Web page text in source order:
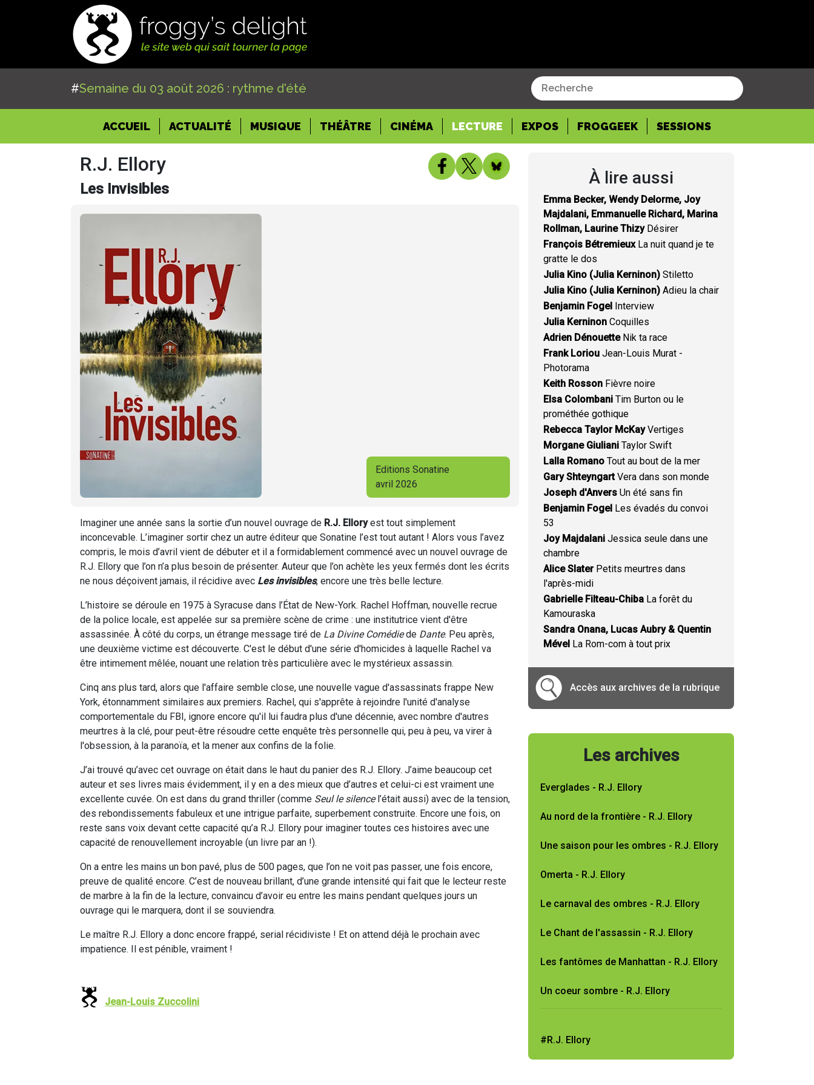
#Semaine du 03 août 2026 : rythme d'été
ACCUEIL(CURRENT)
ACTUALITÉ MUSIQUE THÉÂTRE CINÉMA LECTURE EXPOS FROGGEEK SESSIONS
R.J. Ellory
Les Invisibles
Editions Sonatine
avril 2026
Imaginer une année sans la sortie d’un nouvel ouvrage de R.J. Elloryest tout simplement
inconcevable. L’imaginer sortir chez un autre éditeur que Sonatine l’est tout autant ! Alors vous l’avez
compris, le mois d’avril vient de débuter et il a formidablement commencé avec un nouvel ouvrage de
R.J. Ellory que l’on n’a plus besoin de présenter. Auteur que l’on achète les yeux fermés dont les écrits
ne nous déçoivent jamais, il récidive avec Les invisibles, encore une très belle lecture.
L’histoire se déroule en 1975 à Syracuse dans l’État de New-York. Rachel Hoffman, nouvelle recrue
de la police locale, est appelée sur sa première scène de crime : une institutrice vient d'être
assassinée. À côté du corps, un étrange message tiré de La Divine Comédiede Dante. Peu après,
une deuxième victime est découverte. C'est le début d'une série d'homicides à laquelle Rachel va
être intimement mêlée, nouant une relation très particulière avec le mystérieux assassin.
Cinq ans plus tard, alors que l'affaire semble close, une nouvelle vague d'assassinats frappe New
York, étonnamment similaires aux premiers. Rachel, qui s'apprête à rejoindre l'unité d'analyse
comportementale du FBI, ignore encore qu'il lui faudra plus d'une décennie, avec nombre d'autres
meurtres à la clé, pour peut-être résoudre cette enquête très personnelle qui, peu à peu, va virer à
l'obsession, à la paranoïa, et la mener aux confins de la folie.
J’ai trouvé qu’avec cet ouvrage on était dans le haut du panier des R.J. Ellory. J’aime beaucoup cet
auteur et ses livres mais évidemment, il y en a des mieux que d’autres et celui-ci est vraiment une
excellente cuvée. On est dans du grand thriller (comme Seul le silencel’était aussi) avec de la tension,
des rebondissements fabuleux et une intrigue parfaite, superbement construite. Encore une fois, on
reste sans voix devant cette capacité qu’a R.J. Ellory pour imaginer toutes ces histoires avec une
capacité de renouvellement incroyable (un livre par an !).
On a entre les mains un bon pavé, plus de 500 pages, que l’on ne voit pas passer, une fois encore,
preuve de qualité encore. C’est de nouveau brillant, d’une grande intensité qui fait que le lecteur reste
de marbre à la fin de la lecture, convaincu d’avoir eu entre les mains pendant quelques jours un
ouvrage qui le marquera, dont il se souviendra.
Le maître R.J. Ellory a donc encore frappé, serial récidiviste ! Et on attend déjà le prochain avec
impatience. Il est pénible, vraiment !
Jean-Louis Zuccolini
À lire aussi
Emma Becker, Wendy Delorme, Joy
Majdalani, Emmanuelle Richard, Marina
Rollman, Laurine ThizyDésirer
François BétremieuxLa nuit quand je te
gratte le dos
Julia Kino (Julia Kerninon) Stiletto
Julia Kino (Julia Kerninon) Adieu la chair
Benjamin Fogel Interview
Julia Kerninon Coquilles
Adrien DénouetteNik ta race
Frank Loriou Jean-Louis Murat -
Photorama
Keith Rosson Fièvre noire
Elsa Colombani Tim Burton ou le
prométhée gothique
Rebecca Taylor McKayVertiges
Morgane Giuliani Taylor Swift
Lalla Romano Tout au bout de la mer
Gary ShteyngartVera dans son monde
Joseph d'Anvers Un été sans fin
Benjamin Fogel Les évadés du convoi
53
Joy Majdalani Jessica seule dans une
chambre
Alice SlaterPetits meurtres dans
l'après-midi
Gabrielle Filteau-Chiba La forêt du
Kamouraska
Sandra Onana, Lucas Aubry & Quentin
Mével La Rom-com à tout prix
Accès aux archives de la rubrique
Les archives
Everglades - R.J. Ellory
Au nord de la frontière - R.J. Ellory
Une saison pour les ombres - R.J. Ellory
Omerta - R.J. Ellory
Le carnaval des ombres - R.J. Ellory
Le Chant de l'assassin - R.J. Ellory
Les fantômes de Manhattan - R.J. Ellory
Un coeur sombre - R.J. Ellory
#R.J. Ellory